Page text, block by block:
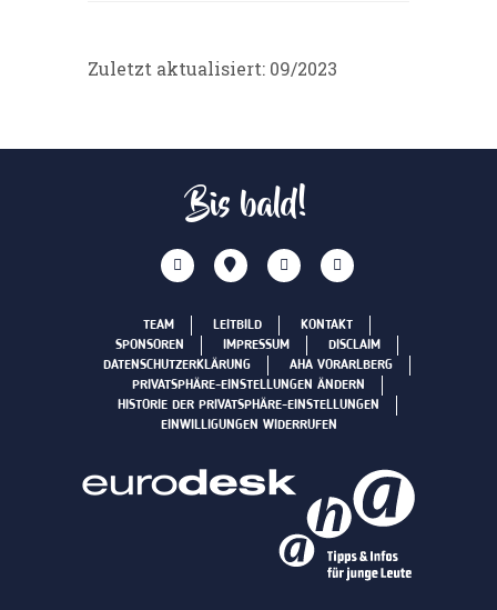
Zuletzt aktualisiert: 09/2023
Bis bald!
TEAM LEITBILD
KONTAKT
SPONSOREN
IMPRESSUM
DISCLAIM
DATENSCHUTZERKLÄRUNG
AHA VORARLBERG
PRIVATSPHÄRE-EINSTELLUNGEN ÄNDERN
HISTORIE DER PRIVATSPHÄRE-EINSTELLUNGEN
EINWILLIGUNGEN WIDERRUFEN